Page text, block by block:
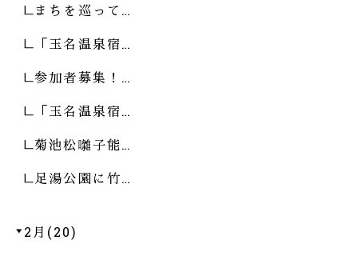
まちを巡って…
「玉名温泉宿…
参加者募集！…
「玉名温泉宿…
菊池松囃子能…
足湯公園に竹…
2月(20)